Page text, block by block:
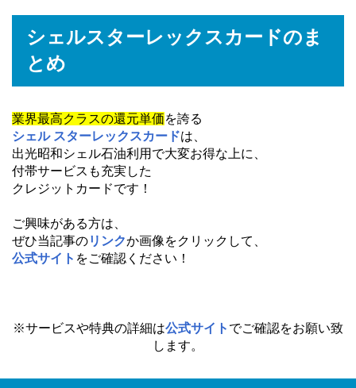
シェルスターレックスカードのま
とめ
業界最高クラスの還元単価を誇る
シェル スターレックスカードは、
出光昭和シェル石油利用で大変お得な上に、
付帯サービスも充実した
クレジットカードです！
ご興味がある方は、
ぜひ当記事のリンクか画像をクリックして、
公式サイト をご確認ください！
※サービスや特典の詳細は公式サイト でご確認をお願い致
します。